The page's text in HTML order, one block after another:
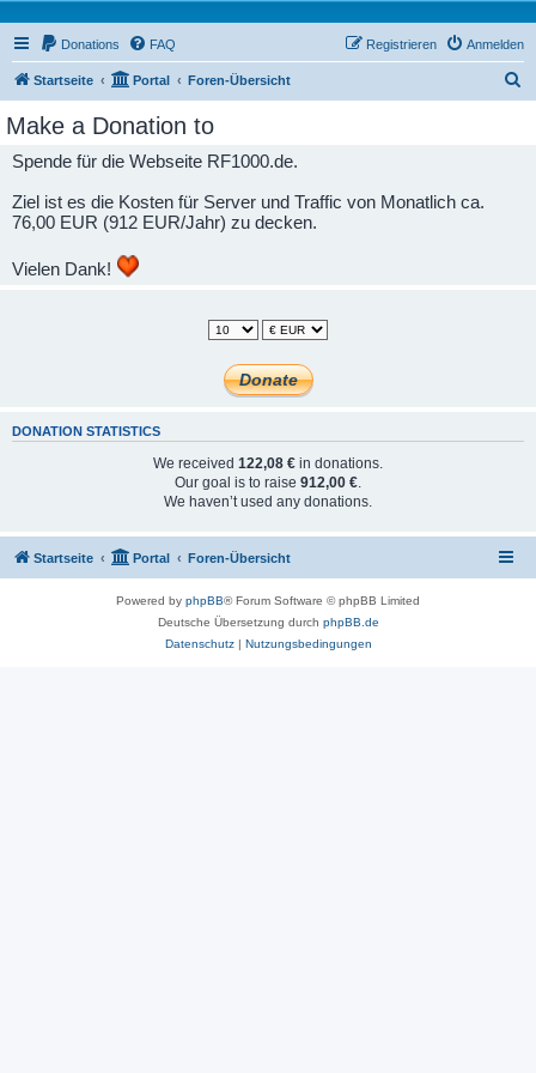
Donations FAQ Anmelden
Registrieren
Startseite Portal Foren-Übersicht
Make a Donation to
Spende für die Webseite RF1000.de.
Ziel ist es die Kosten für Server und Traffic von Monatlich ca.
76,00 EUR (912 EUR/Jahr) zu decken.
Vielen Dank!
DONATION STATISTICS
We received 122,08 € in donations.
Our goal is to raise 912,00 €.
We haven’t used any donations.
Startseite Portal Foren-Übersicht
Powered by phpBB® Forum Software © phpBB Limited
Deutsche Übersetzung durch phpBB.de
Datenschutz| Nutzungsbedingungen